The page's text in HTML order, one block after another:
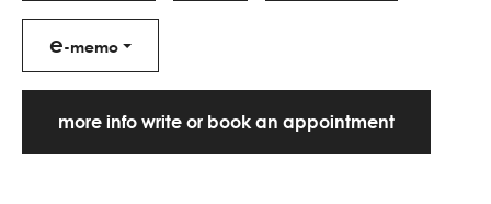
e-memo
more info write or book an appointment